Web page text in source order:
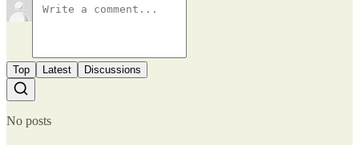
Top Latest Discussions
No posts